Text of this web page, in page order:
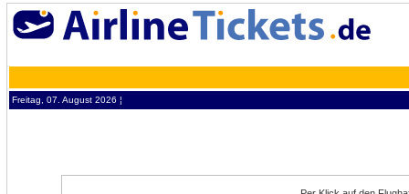
Freitag, 07. August 2026 ¦